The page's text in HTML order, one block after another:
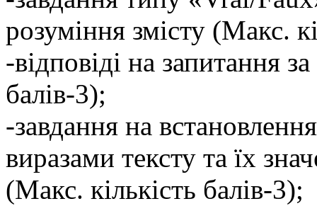
розуміння змісту (Макс.
-відповіді на запитання
балів-3);
-завдання на
виразами тексту та їх
(Макс. кількість балів-3);